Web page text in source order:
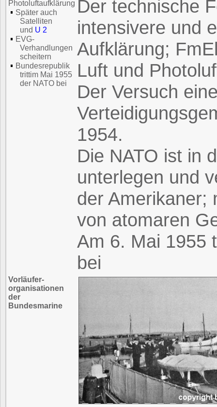
Photoluftaufklärung
Später auch
Satelliten
und U 2
EVG-
Verhandlungen
scheitern
Bundesrepublik
trittim Mai 1955
der NATO bei
Der technische
intensivere und
Aufklärung;
Luft und
Der Versuch
1954.
Die NATO ist in
unterlegen und
der Amerikaner;
von atomaren
Am 6. Mai 1955
bei
Vorläufer-
organisationen
der
Bundesmarine